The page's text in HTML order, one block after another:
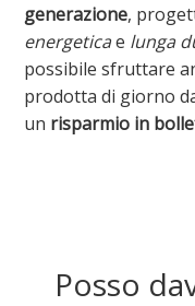
generazione,
energeticae lunga
possibile sfruttare
prodotta di giorno
un risparmio in
Posso